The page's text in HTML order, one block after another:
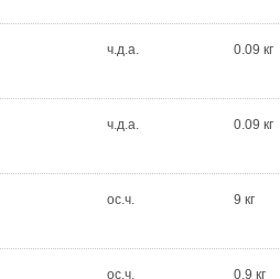
ч.д.а. 0.09 кг
ч.д.а. 0.09 кг
ос.ч. 9 кг
ос.ч. 0.9 кг